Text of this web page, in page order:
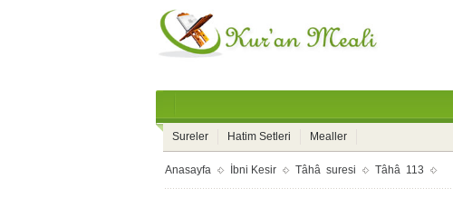
Sureler Hatim Setleri Mealler
Anasayfa İbni Kesir Tâhâ suresi Tâhâ 113